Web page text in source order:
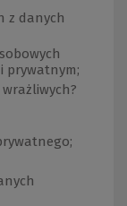
z danych
prywatnym;